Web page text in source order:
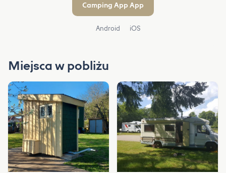
Camping App App
Android iOS
Miejsca w pobliżu